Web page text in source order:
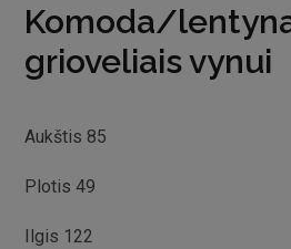
Komoda/
grioveliais vynui
Aukštis 85
Plotis 49
Ilgis 122